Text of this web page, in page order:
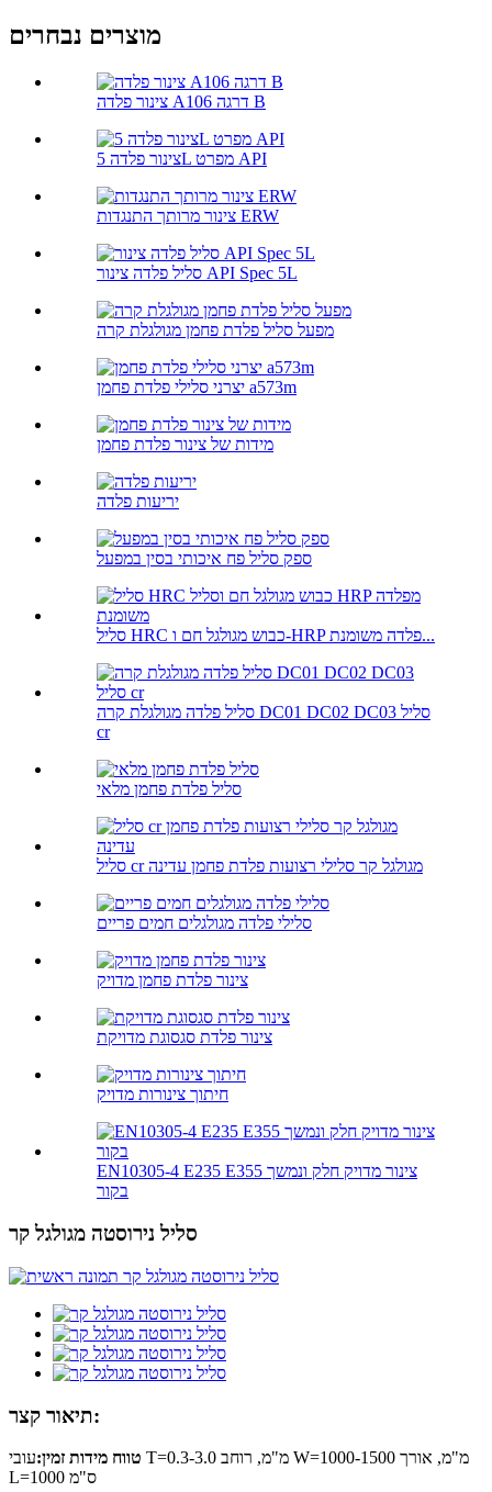
מוצרים נבחרים
צינור פלדה A106 דרגה B
צינור פלדה 5L מפרט API
צינור מרותך התנגדות ERW
סליל פלדה צינור API Spec 5L
מפעל סליל פלדת פחמן מגולגלת קרה
יצרני סלילי פלדת פחמן a573m
מידות של צינור פלדת פחמן
יריעות פלדה
ספק סליל פח איכותי בסין במפעל
סליל HRC כבוש מגולגל חם ו-HRP פלדה משומנת...
סליל פלדה מגולגלת קרה DC01 DC02 DC03 סליל
cr
סליל פלדת פחמן מלאי
סליל cr מגולגל קר סלילי רצועות פלדת פחמן עדינה
סלילי פלדה מגולגלים חמים פריים
צינור פלדת פחמן מדויק
צינור פלדת סגסוגת מדויקת
חיתוך צינורות מדויק
EN10305-4 E235 E355 צינור מדויק חלק ונמשך
בקור
סליל נירוסטה מגולגל קר
תיאור קצר:
טווח מידות זמין:עובי T=0.3-3.0 מ"מ, רוחב W=1000-1500 מ"מ, אורך
L=1000 ס"מ